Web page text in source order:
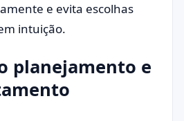
e evita escolhas
intuição.
planejamento e